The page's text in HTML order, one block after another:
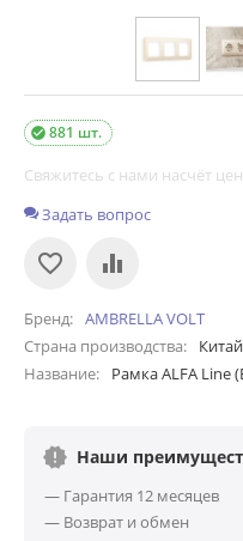
881 шт.

Свяжитесь с нами насчёт
Задать вопрос
Бренд
AMBRELLA VOLT
Страна производства
Китай
Название
Рамка ALFA Line
Наши
— Гарантия 12 месяцев
— Возврат и обмен